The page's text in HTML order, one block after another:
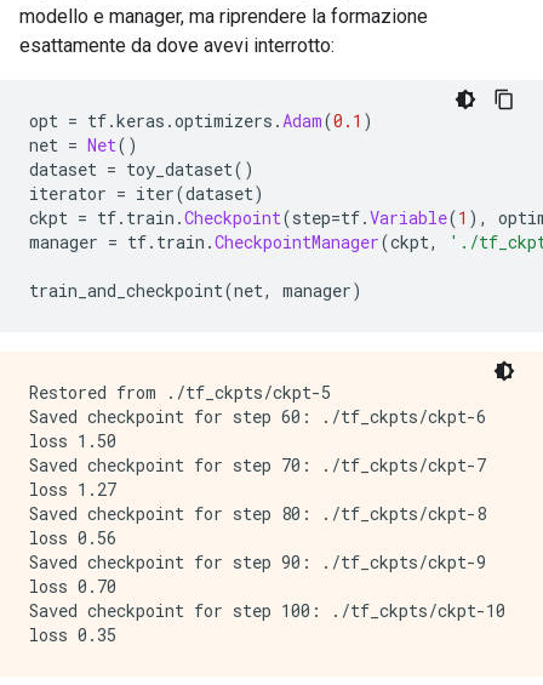
modello e manager, ma riprendere la formazione
esattamente da dove avevi interrotto:
opt = tf.keras .optimizers .Adam(0.1 )
net = Net()
dataset = toy_dataset()
iterator = iter(dataset)
ckpt = tf. train .Checkpoint(step=tf.Variable(1 ),
manager = tf. train .CheckpointManager(ckpt, './
train_and_checkpoint(net, manager)
Restored from ./tf_ckpts/ckpt-5
Saved checkpoint for step 60: ./tf_ckpts/ckpt-6
loss 1.50
Saved checkpoint for step 70: ./tf_ckpts/ckpt-7
loss 1.27
Saved checkpoint for step 80: ./tf_ckpts/ckpt-8
loss 0.56
Saved checkpoint for step 90: ./tf_ckpts/ckpt-9
loss 0.70
Saved checkpoint for step 100: ./tf_ckpts/ckpt-10